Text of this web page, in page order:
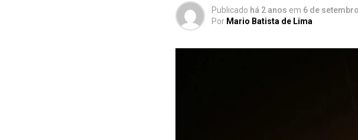
Publicado há 2 anos em 6 de
Por Mario Batista de Lima